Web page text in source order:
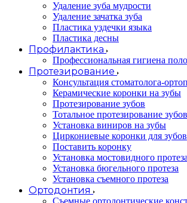
Удаление зуба мудрости
Удаление зачатка зуба
Пластика уздечки языка
Пластика десны
Профилактика
Профессиональная гигиена
Протезирование
Консультация стоматолога-
Керамические коронки на зубы
Протезирование зубов
Тотальное протезирование зубов
Установка виниров на зубы
Циркониевые коронки для зубов
Поставить коронку
Установка мостовидного протеза
Установка бюгельного протеза
Установка съемного протеза
Ортодонтия
Съемные ортодонтические